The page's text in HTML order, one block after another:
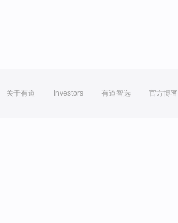
关于有道 Investors 有道智选 官方博客